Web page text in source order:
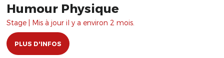
Humour Physique
Stage | Mis à jour il y a environ 2 mois.
PLUS D'INFOS